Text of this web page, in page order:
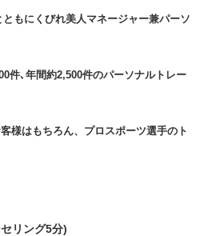
もにくびれ美人マネージャー兼パーソ
件､年間約2,500件のパーソナルトレー
様はもちろん、プロスポーツ選手のト
リング5分)